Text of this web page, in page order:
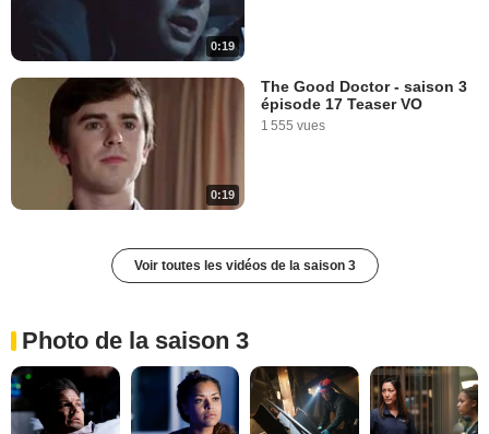
0:19
0:19
The Good Doctor - saison 3
épisode 17 Teaser VO
1 555 vues
Voir toutes les vidéos de la saison 3
Photo de la saison 3